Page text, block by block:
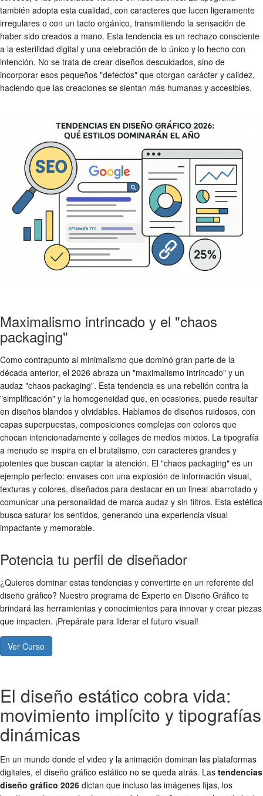
también adopta esta cualidad, con caracteres que lucen ligeramente
irregulares o con un tacto orgánico, transmitiendo la sensación de
haber sido creados a mano. Esta tendencia es un rechazo consciente
a la esterilidad digital y una celebración de lo único y lo hecho con
intención. No se trata de crear diseños descuidados, sino de
incorporar esos pequeños "defectos" que otorgan carácter y calidez,
haciendo que las creaciones se sientan más humanas y accesibles.
Maximalismo intrincado y el "chaos
packaging"
Como contrapunto al minimalismo que dominó gran parte de la
década anterior, el 2026 abraza un "maximalismo intrincado" y un
audaz "chaos packaging". Esta tendencia es una rebelión contra la
"simplificación" y la homogeneidad que, en ocasiones, puede resultar
en diseños blandos y olvidables. Hablamos de diseños ruidosos, con
capas superpuestas, composiciones complejas con colores que
chocan intencionadamente y collages de medios mixtos. La tipografía
a menudo se inspira en el brutalismo, con caracteres grandes y
potentes que buscan captar la atención. El "chaos packaging" es un
ejemplo perfecto: envases con una explosión de información visual,
texturas y colores, diseñados para destacar en un lineal abarrotado y
comunicar una personalidad de marca audaz y sin filtros. Esta estética
busca saturar los sentidos, generando una experiencia visual
impactante y memorable.
Potencia tu perfil de diseñador
¿Quieres dominar estas tendencias y convertirte en un referente del
diseño gráfico? Nuestro programa de Experto en Diseño Gráfico te
brindará las herramientas y conocimientos para innovar y crear piezas
que impacten. ¡Prepárate para liderar el futuro visual!
Ver Curso
El diseño estático cobra vida:
movimiento implícito y tipografías
dinámicas
En un mundo donde el video y la animación dominan las plataformas
digitales, el diseño gráfico estático no se queda atrás. Las tendencias
diseño gráfico 2026 dictan que incluso las imágenes fijas, los